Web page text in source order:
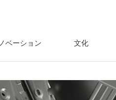
ベーション 文化